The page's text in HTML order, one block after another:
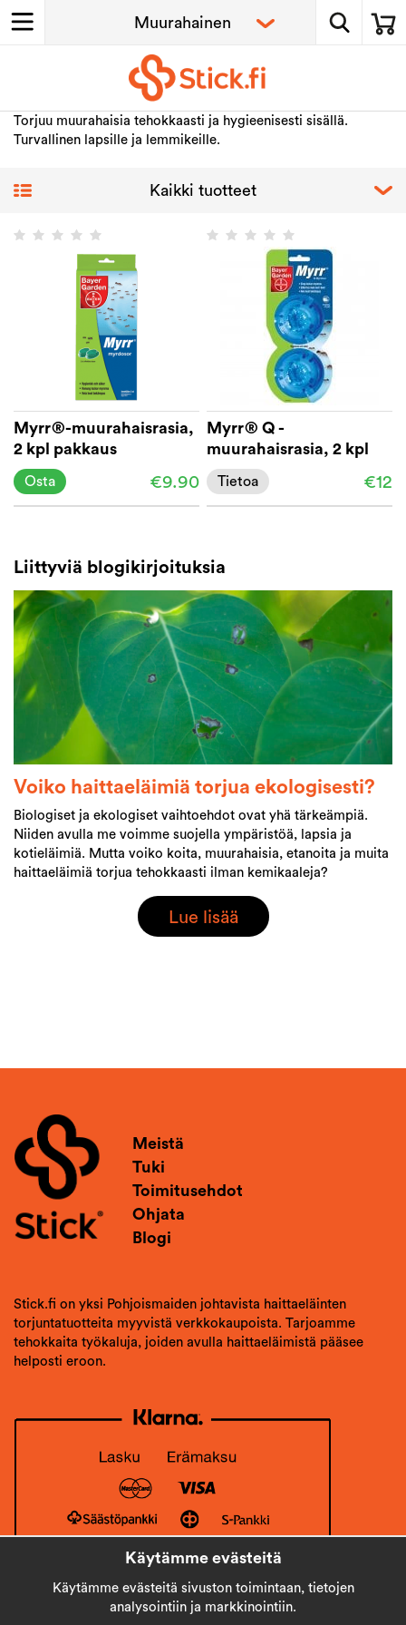
Torjuu muurahaisia tehokkaasti ja hygieenisesti sisällä.
Turvallinen lapsille ja lemmikeille.
Myrr®-muurahaisrasia,
2 kpl pakkaus
€9.90
Osta
Myrr® Q -
muurahaisrasia, 2 kpl
pakkaus
€12
Tietoa
Liittyviä blogikirjoituksia
Voiko haittaeläimiä torjua ekologisesti?
Biologiset ja ekologiset vaihtoehdot ovat yhä tärkeämpiä.
Niiden avulla me voimme suojella ympäristöä, lapsia ja
kotieläimiä. Mutta voiko koita, muurahaisia, etanoita ja muita
haittaeläimiä torjua tehokkaasti ilman kemikaaleja?
Lue lisää
Meistä
Tuki
Toimitusehdot
Ohjata
Blogi
Stick.fi on yksi Pohjoismaiden johtavista haittaeläinten
torjuntatuotteita myyvistä verkkokaupoista. Tarjoamme
tehokkaita työkaluja, joiden avulla haittaeläimistä pääsee
helposti eroon.
Käytämme evästeitä
Käytämme evästeitä sivuston toimintaan, tietojen
analysointiin ja markkinointiin.